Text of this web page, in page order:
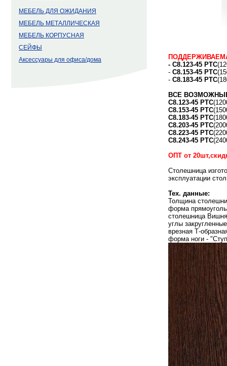
МЕБЕЛЬ ДЛЯ ОЖИДАНИЯ
МЕБЕЛЬ МЕТАЛЛИЧЕСКАЯ
МЕБЕЛЬ КОРПУСНАЯ
СЕЙФЫ
Аксессуары для офиса/дома
- С8.123-45 РТС
- С8.153-45 РТС
- С8.183-45 РТС
ВСЕ
С8.123-45 РТС
С8.153-45 РТС
С8.183-45 РТС
С8.203-45 РТС
С8.223-45 РТС
С8.243-45 РТС
ОПТ от
Столешница
эксплуатации
Тех. данные:
Толщина
форма
столешница
углы
врезная Т-
форма ноги -